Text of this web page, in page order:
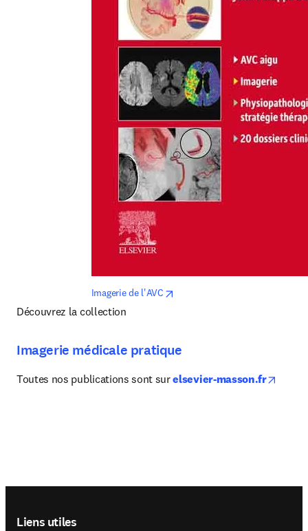
Imagerie de l'AVC
Découvrez la collection
Imagerie médicale pratique
Toutes nos publications sont sur elsevier-masson.fr
Liens utiles